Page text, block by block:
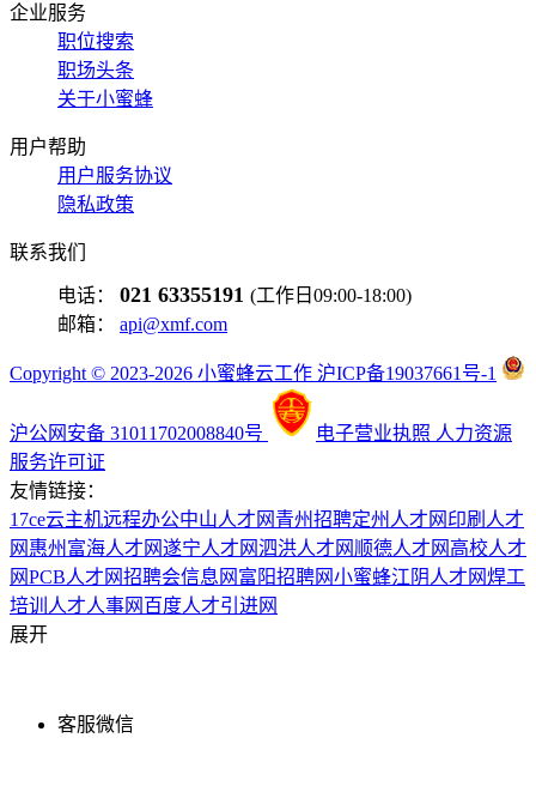
企业服务
职位搜索
职场头条
关于小蜜蜂
用户帮助
用户服务协议
隐私政策
联系我们
电话： 021 63355191 (工作日09:00-18:00)
邮箱： api@xmf.com
Copyright © 2023-2026 小蜜蜂云工作 沪ICP备19037661号-1
沪公网安备 31011702008840号 电子营业执照 人力资源
服务许可证
友情链接：
17ce云主机远程办公中山人才网 青州招聘定州人才网 印刷人才
网 惠州富海人才网遂宁人才网泗洪人才网 顺德人才网 高校人才
网PCB人才网招聘会信息网 富阳招聘网小蜜蜂江阴人才网焊工
培训 人才人事网 百度人才引进网
展开
客服微信